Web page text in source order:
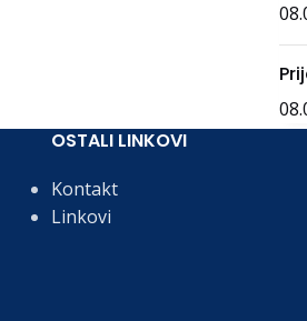
OSTALI LINKOVI
Kontakt
Linkovi